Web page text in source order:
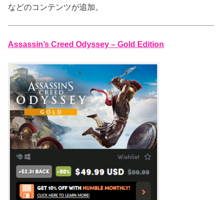
などのコンテンツが追加。
Assassin’s Creed Odyssey – Gold Edition